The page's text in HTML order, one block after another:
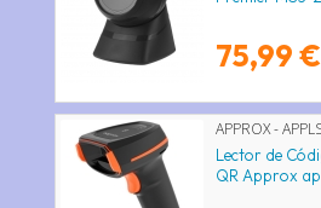
75,99 €
APPROX -
Lector de
QR Approx